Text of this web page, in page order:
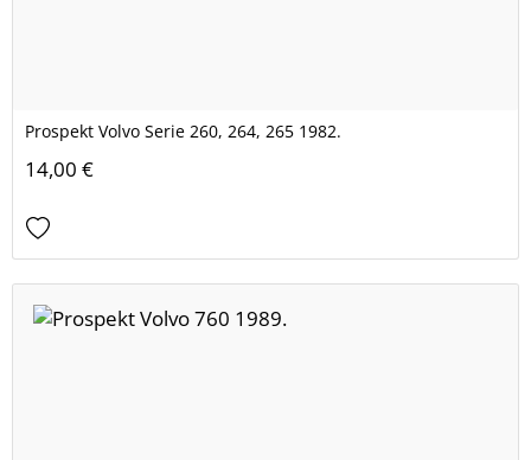
Prospekt Volvo Serie 260, 264, 265 1982.
14,00 €